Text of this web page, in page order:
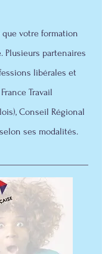
votre formation
Plusieurs partenaires
libérales et
Travail
Conseil Régional
ses modalités.